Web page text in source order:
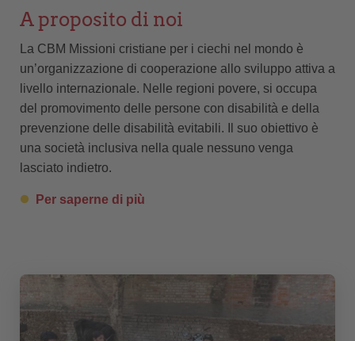
A proposito di noi
La CBM Missioni cristiane per i ciechi nel mondo è
un’organizzazione di cooperazione allo sviluppo attiva a
livello internazionale. Nelle regioni povere, si occupa
del promovimento delle persone con disabilità e della
prevenzione delle disabilità evitabili. Il suo obiettivo è
una società inclusiva nella quale nessuno venga
lasciato indietro.
Per saperne di più